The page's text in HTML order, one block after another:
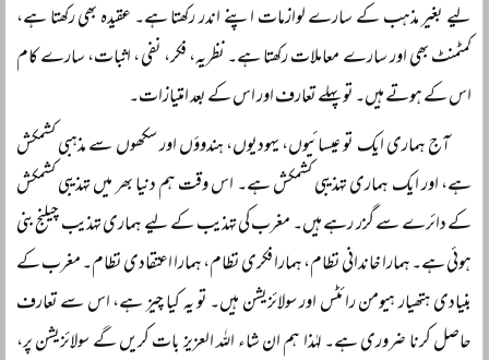
لیے بغیر مذہب کے سارے لوازمات اپنے اندر رکھتا ہے۔ عقیدہ بھی رکھتا ہے،
کمٹمنٹ بھی اور سارے معاملات رکھتا ہے۔ نظریہ، فکر، نفی، اثبات، سارے کام
اس کے ہوتے ہیں۔ تو پہلے تعارف اور اس کے بعد امتیازات۔
آج ہماری ایک تو عیسائیوں، یہودیوں، ہندوؤں اور سکھوں سے مذہبی کشمکش
ہے، اور ایک ہماری تہذیبی کشمکش ہے۔ اس وقت ہم دنیا بھر میں تہذیبی کشمکش
کے دائرے سے گزر رہے ہیں۔ مغرب کی تہذیب کے لیے ہماری تہذیب چیلنج بنی
ہوئی ہے۔ ہمارا خاندانی نظام، ہمارا فکری نظام، ہمارا اعتقادی نظام۔ مغرب کے
بنیادی ہتھیار ہیومن رائٹس اور سولائزیشن ہیں۔ تو یہ کیا چیز ہے، اس سے تعارف
حاصل کرنا ضروری ہے۔ لہٰذا ہم ان شاء اللہ العزیز بات کریں گے سولائزیشن پر،